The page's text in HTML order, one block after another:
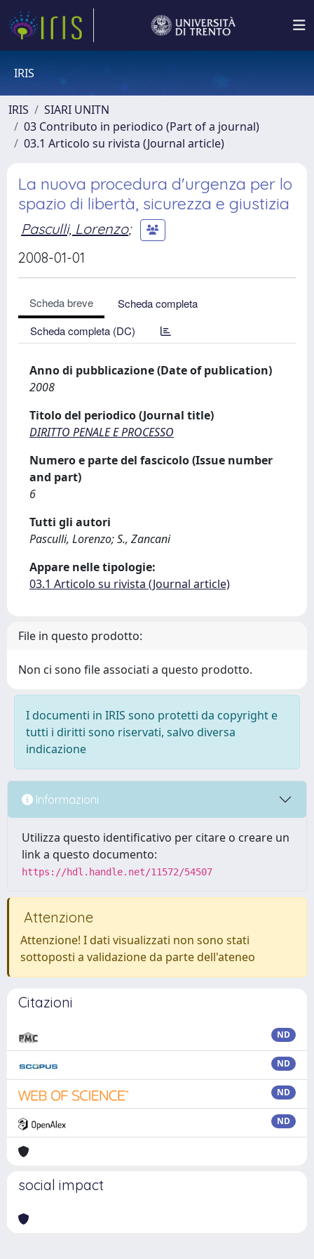
IRIS
IRIS
SIARI UNITN
03 Contributo in periodico (Part of a journal)
03.1 Articolo su rivista (Journal article)
La nuova procedura d'urgenza per lo
spazio di libertà, sicurezza e giustizia
Pasculli, Lorenzo;
2008-01-01
Scheda breve
Scheda completa
Scheda completa (DC)
Anno di pubblicazione (Date of publication)
2008
Titolo del periodico (Journal title)
DIRITTO PENALE E PROCESSO
Numero e parte del fascicolo (Issue number
and part)
6
Tutti gli autori
Pasculli, Lorenzo; S., Zancani
Appare nelle tipologie:
03.1 Articolo su rivista (Journal article)
File in questo prodotto:
Non ci sono file associati a questo prodotto.
I documenti in IRIS sono protetti da copyright e
tutti i diritti sono riservati, salvo diversa
indicazione
Informazioni
Utilizza questo identificativo per citare o creare un
link a questo documento:
https://hdl.handle.net/11572/54507
Attenzione
Attenzione! I dati visualizzati non sono stati
sottoposti a validazione da parte dell'ateneo
Citazioni
ND
ND
ND
ND
social impact